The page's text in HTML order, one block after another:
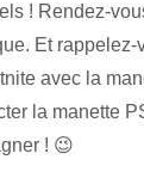
! Rendez-
Et
avec la
la manette
! 😉